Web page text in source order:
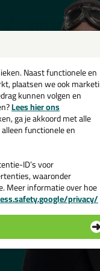
natuursteen kit
en
Bestel de
= morgen in huis.
van dit product?
310ml
Naast functionele en
plaatsen we ook
kunnen volgen en
Lees hier ons
ga je akkoord met alle
functionele en
ID’s voor
waaronder
Meer informatie over hoe
privacy/